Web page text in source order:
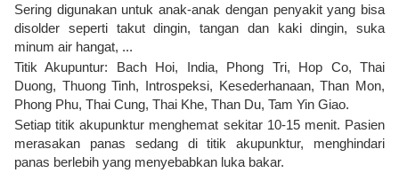
Sering digunakan untuk anak-anak dengan penyakit yang bisa
disolder seperti takut dingin, tangan dan kaki dingin, suka
minum air hangat, ...
Titik Akupuntur: Bach Hoi, India, Phong Tri, Hop Co, Thai
Duong, Thuong Tinh, Introspeksi, Kesederhanaan, Than Mon,
Phong Phu, Thai Cung, Thai Khe, Than Du, Tam Yin Giao.
Setiap titik akupunktur menghemat sekitar 10-15 menit. Pasien
merasakan panas sedang di titik akupunktur, menghindari
panas berlebih yang menyebabkan luka bakar.